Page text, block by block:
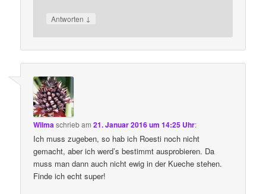
Antworten ↓
Wilmaschriebam21. Januar 2016 um 14:25 Uhr:
Ich muss zugeben, so hab ich Roesti noch nicht
gemacht, aber ich werd’s bestimmt ausprobieren. Da
muss man dann auch nicht ewig in der Kueche stehen.
Finde ich echt super!